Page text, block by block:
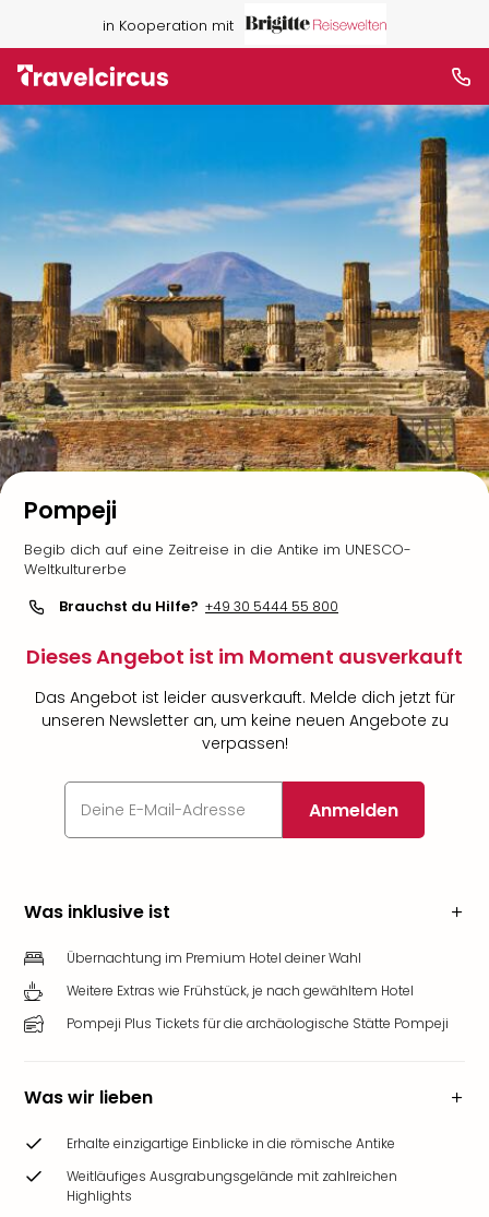
in Kooperation mit
Pompeji
Begib dich auf eine Zeitreise in die Antike im UNESCO-
Weltkulturerbe
Brauchst du Hilfe? +49 30 5444 55 800
Dieses Angebot ist im Moment ausverkauft
Das Angebot ist leider ausverkauft. Melde dich jetzt für
unseren Newsletter an, um keine neuen Angebote zu
verpassen!
Anmelden
Was inklusive ist
Übernachtung im Premium Hotel deiner Wahl
Weitere Extras wie Frühstück, je nach gewähltem Hotel
Pompeji Plus Tickets für die archäologische Stätte Pompeji
Was wir lieben
Erhalte einzigartige Einblicke in die römische Antike
Weitläufiges Ausgrabungsgelände mit zahlreichen
Highlights